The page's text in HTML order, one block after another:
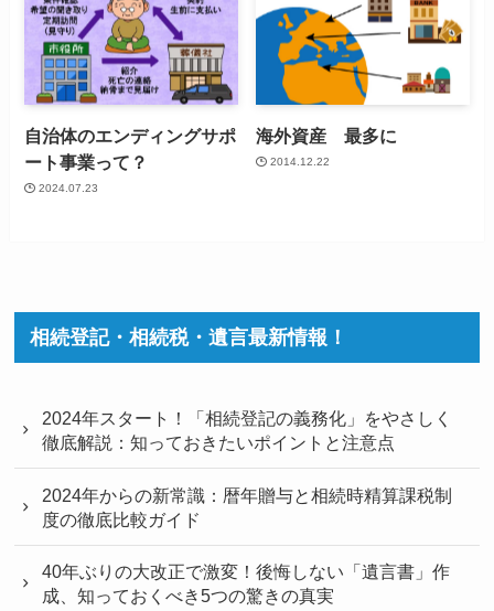
自治体のエンディングサポ
ート事業って？
2024.07.23
海外資産 最多に
2014.12.22
相続登記・相続税・遺言最新情報！
2024年スタート！「相続登記の義務化」をやさしく
徹底解説：知っておきたいポイントと注意点
2024年からの新常識：暦年贈与と相続時精算課税制
度の徹底比較ガイド
40年ぶりの大改正で激変！後悔しない「遺言書」作
成、知っておくべき5つの驚きの真実